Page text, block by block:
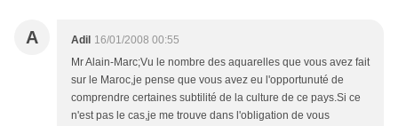
A Adil 16/01/2008 00:55
Mr Alain-Marc;Vu le nombre des aquarelles que vous avez fait
sur le Maroc,je pense que vous avez eu l'opportunuté de
comprendre certaines subtilité de la culture de ce pays.Si ce
n'est pas le cas,je me trouve dans l'obligation de vous